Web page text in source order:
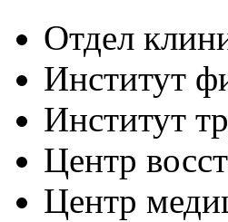
Отдел
Институт
Институт
Центр
Центр